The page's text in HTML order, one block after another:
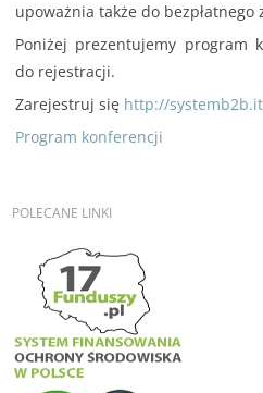
upoważnia także do bezpłatnego
Poniżej prezentujemy program
do rejestracji.
Zarejestruj się http://
Program konferencji
POLECANE LINKI